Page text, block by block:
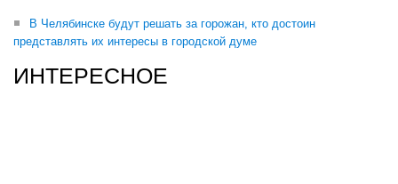
В Челябинске будут решать за горожан, кто достоин
представлять их интересы в городской думе
ИНТЕРЕСНОЕ